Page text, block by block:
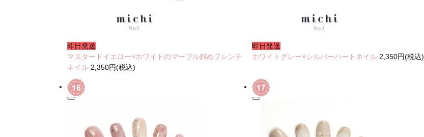
即日発送
マスタードイエロー×ホワイトのマーブル斜めフレンチ
ネイル 2,350円(税込)
即日発送
ホワイトグレー×シルバーハートネイル2,350円(税込)